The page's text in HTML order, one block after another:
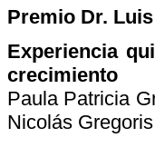
Premio Dr.
Experiencia
crecimiento
Paula Patricia
Nicolás